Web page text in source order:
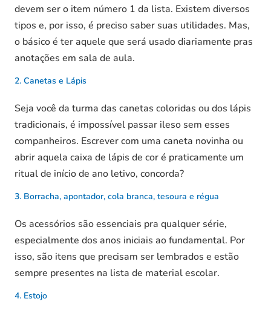
devem ser o item número 1 da lista. Existem diversos
tipos e, por isso, é preciso saber suas utilidades. Mas,
o básico é ter aquele que será usado diariamente pras
anotações em sala de aula.
2. Canetas e Lápis
Seja você da turma das canetas coloridas ou dos lápis
tradicionais, é impossível passar ileso sem esses
companheiros. Escrever com uma caneta novinha ou
abrir aquela caixa de lápis de cor é praticamente um
ritual de início de ano letivo, concorda?
3. Borracha, apontador, cola branca, tesoura e régua
Os acessórios são essenciais pra qualquer série,
especialmente dos anos iniciais ao fundamental. Por
isso, são itens que precisam ser lembrados e estão
sempre presentes na lista de material escolar.
4. Estojo